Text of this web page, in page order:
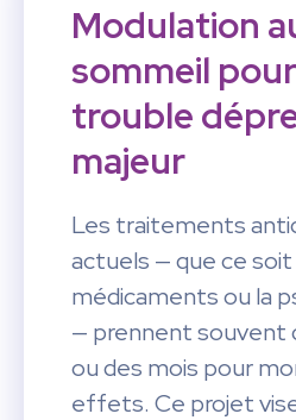
Modulation
sommeil
trouble
majeur
Les traitements
actuels — que ce soit
médicaments ou la
— prennent souvent
ou des mois pour
effets. Ce projet